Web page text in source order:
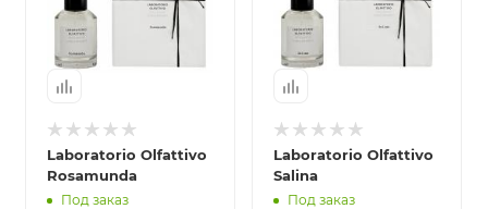
Laboratorio Olfattivo
Rosamunda
Под заказ
Laboratorio Olfattivo
Salina
Под заказ